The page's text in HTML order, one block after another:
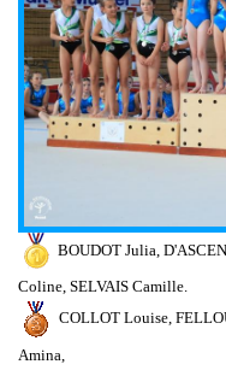
BOUDOT Julia,
Coline, SELVAIS Camille.
COLLOT Louise,
Amina,